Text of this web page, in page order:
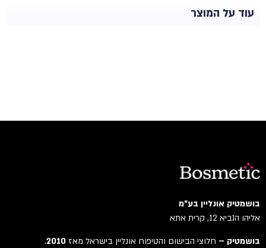
עוד על המוצר
בושמטיק אונליין בע"מ
אליהו הנביא 12, קרית אתא
בושמטיק –חלוצי הבישום והטיפוח אונליין בישראל מאז2010
.